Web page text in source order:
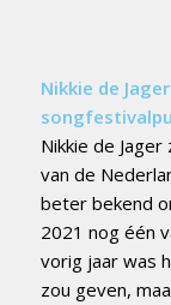
Nikkie de
Nikkie de
van de
beter bekend
2021 nog één
vorig jaar was
zou geven,